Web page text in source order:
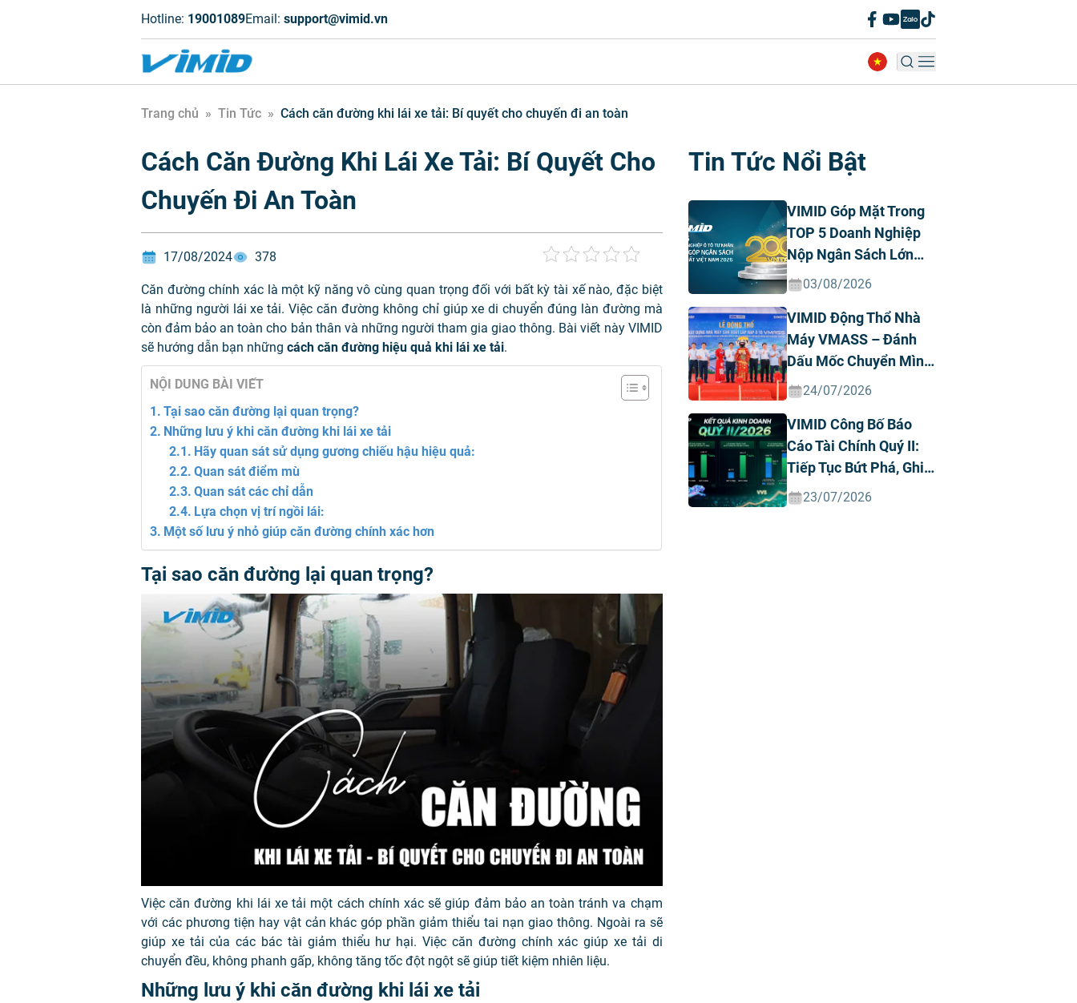
Hotline: 19001089Email: support@vimid.vn
Trang chủ » Tin Tức » Cách căn đường khi lái xe tải: Bí quyết cho chuyến đi an toàn
Cách Căn Đường Khi Lái Xe Tải: Bí Quyết Cho
Chuyến Đi An Toàn
17/08/2024 378
Căn đường chính xác là một kỹ năng vô cùng quan trọng đối với bất kỳ tài xế nào, đặc biệt
là những người lái xe tải. Việc căn đường không chỉ giúp xe di chuyển đúng làn đường mà
còn đảm bảo an toàn cho bản thân và những người tham gia giao thông. Bài viết này VIMID
sẽ hướng dẫn bạn những cách căn đường hiệu quả khi lái xe tải.
NỘI DUNG BÀI VIẾT
Tại sao căn đường lại quan trọng?
Những lưu ý khi căn đường khi lái xe tải
Hãy quan sát sử dụng gương chiếu hậu hiệu quả:
Quan sát điểm mù
Quan sát các chỉ dẫn
Lựa chọn vị trí ngồi lái:
Một số lưu ý nhỏ giúp căn đường chính xác hơn
Tại sao căn đường lại quan trọng?
Việc căn đường khi lái xe tải một cách chính xác sẽ giúp đảm bảo an toàn tránh va chạm
với các phương tiện hay vật cản khác góp phần giảm thiểu tai nạn giao thông. Ngoài ra sẽ
giúp xe tải của các bác tài giảm thiểu hư hại. Việc căn đường chính xác giúp xe tải di
chuyển đều, không phanh gấp, không tăng tốc đột ngột sẽ giúp tiết kiệm nhiên liệu.
Những lưu ý khi căn đường khi lái xe tải
Tin Tức Nổi Bật
VIMID Góp Mặt Trong
TOP 5 Doanh Nghiệp
Nộp Ngân Sách Lớn
Nhất Việt Nam Năm
Nhân
03/08/2026
VIMID Động Thổ Nhà
Máy VMASS – Đánh
Dấu Mốc Chuyển Mình
Chiến Lược
24/07/2026
VIMID Công Bố Báo
Cáo Tài Chính Quý II:
Tiếp Tục Bứt Phá, Ghi
Nhận Doanh Thu Và
23/07/2026